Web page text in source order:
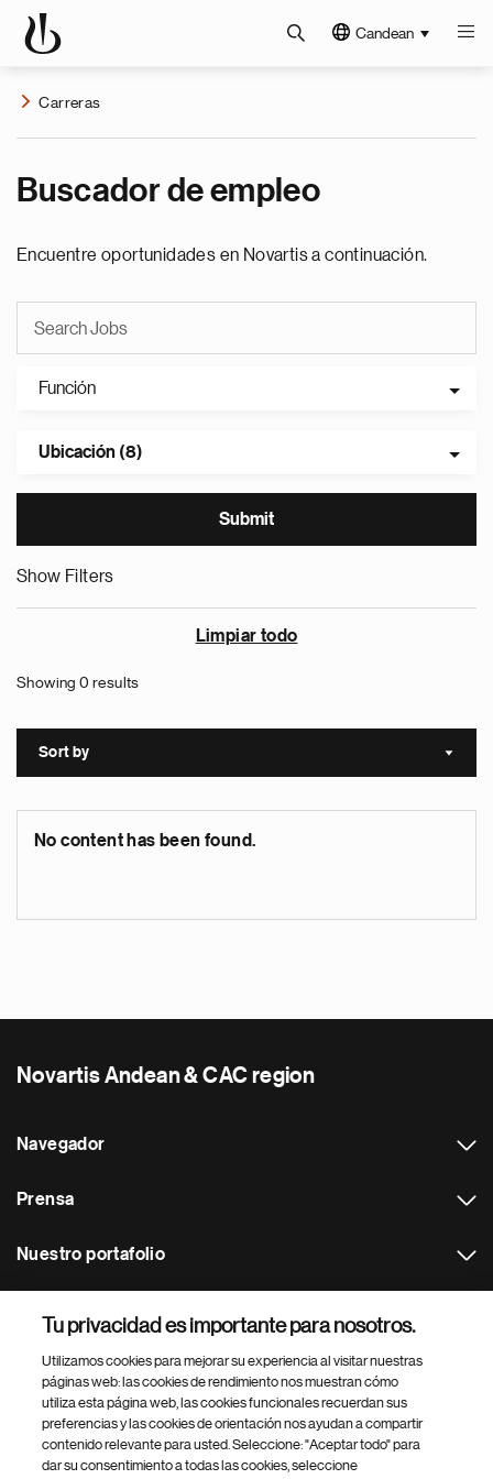
Candean
Carreras
Buscador de empleo
Encuentre oportunidades en Novartis a continuación.
Función
Ubicación (8)
Show Filters
Limpiar todo
Showing 0 results
Sort by Sort
No content has been found.
Novartis Andean & CAC region
Navegador
Prensa
Nuestro portafolio
Footer Site Search
Tu privacidad es importante para nosotros.
Utilizamos cookies para mejorar su experiencia al visitar nuestras
páginas web: las cookies de rendimiento nos muestran cómo
utiliza esta página web, las cookies funcionales recuerdan sus
preferencias y las cookies de orientación nos ayudan a compartir
contenido relevante para usted. Seleccione: "Aceptar todo" para
dar su consentimiento a todas las cookies, seleccione